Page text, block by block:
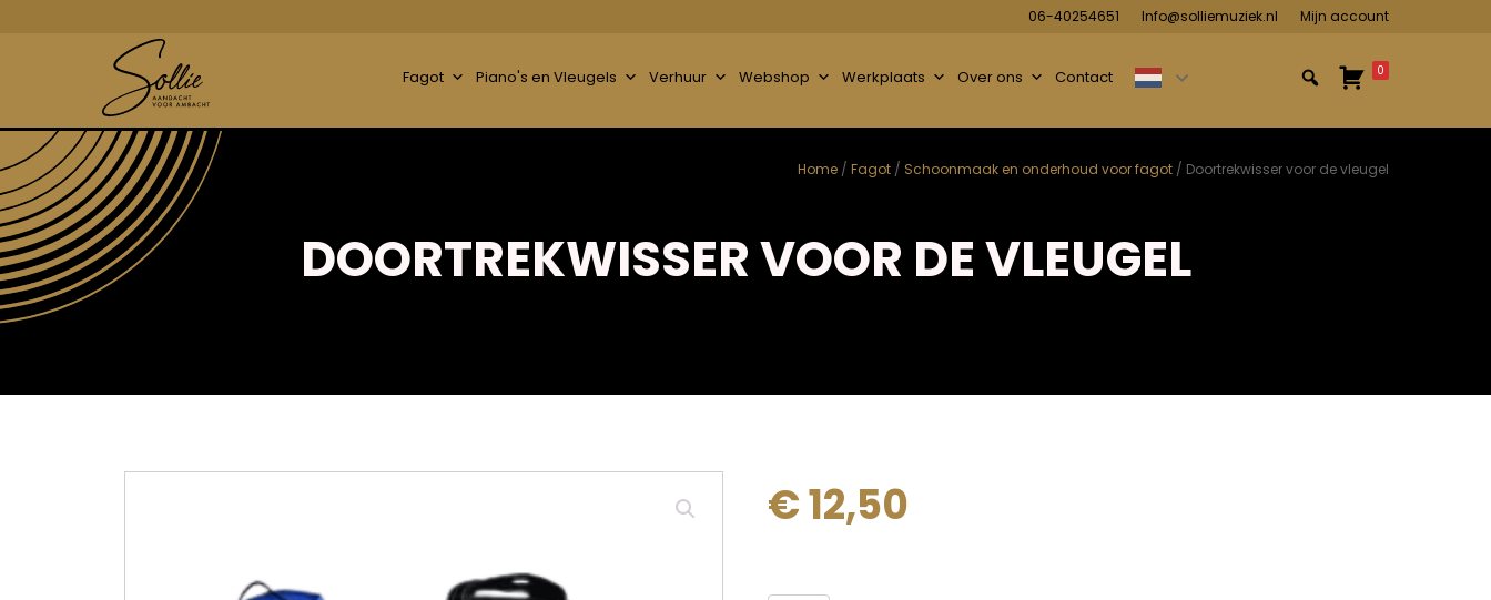
06-40254651 Info@solliemuziek.nl Mijn account
Fagot Piano's en Vleugels Verhuur Webshop Werkplaats Over ons Contact 0
Home / Fagot / Schoonmaak en onderhoud voor fagot / Doortrekwisser voor de vleugel
DOORTREKWISSER VOOR DE VLEUGEL
€12,50